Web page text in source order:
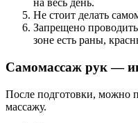
на весь день.
Не стоит делать
Запрещено
зоне есть раны,
Самомассаж рук —
После подготовки, можно
массажу.